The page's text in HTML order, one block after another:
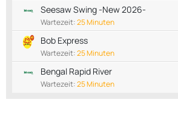
Seesaw Swing -New 2026-
Wartezeit:25 Minuten
Bob Express
Wartezeit:25 Minuten
Bengal Rapid River
Wartezeit:25 Minuten